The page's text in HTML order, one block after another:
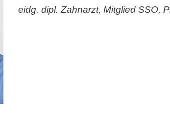
eidg. dipl. Zahnarzt, Mitglied SSO,